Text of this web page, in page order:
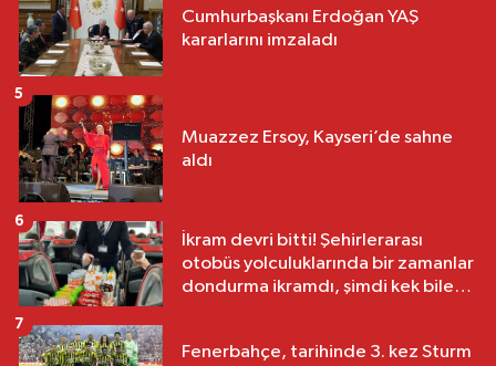
Cumhurbaşkanı Erdoğan YAŞ
kararlarını imzaladı
Muazzez Ersoy, Kayseri’de sahne
aldı
5
İkram devri bitti! Şehirlerarası
otobüs yolculuklarında bir zamanlar
dondurma ikramdı, şimdi kek bile
6
Fenerbahçe, tarihinde 3. kez Sturm
7